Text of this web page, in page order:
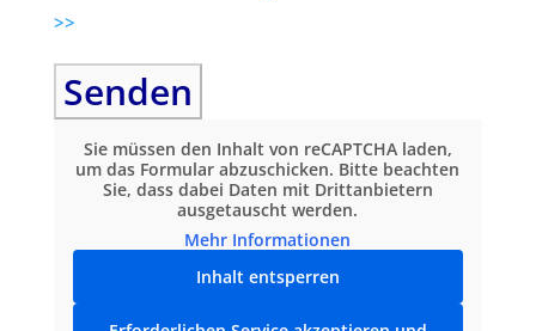
>>
Sie müssen den Inhalt von reCAPTCHAladen,
um das Formular abzuschicken. Bitte beachten
Sie, dass dabei Daten mit Drittanbietern
ausgetauscht werden.
Mehr Informationen
Inhalt entsperren